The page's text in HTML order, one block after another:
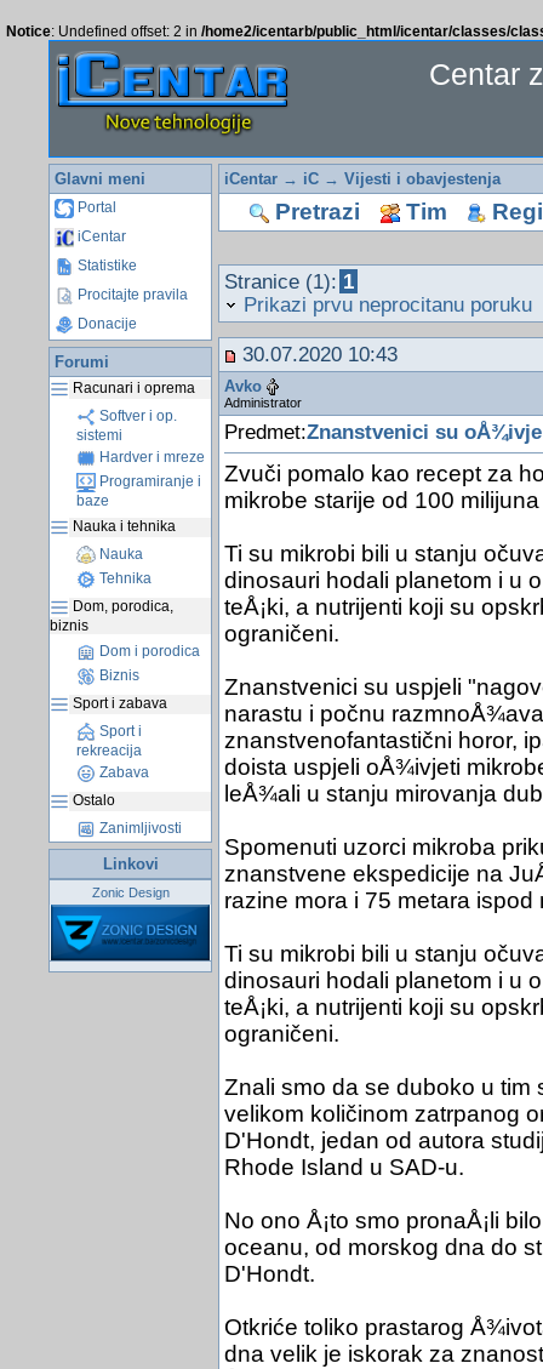
Notice: Undefined offset: 2 in /home2/icentarb/public_html/icentar/classes/
Centar
Glavni meni
Portal
iCentar
Statistike
Procitajte pravila
Donacije
Forumi
Racunari i oprema
Softver i op.
sistemi
Hardver i mreze
Programiranje i
baze
Nauka i tehnika
Nauka
Tehnika
Dom, porodica,
biznis
Dom i porodica
Biznis
Sport i zabava
Sport i
rekreacija
Zabava
Ostalo
Zanimljivosti
Linkovi
Zonic Design
iCentar→ iC→ Vijesti i obavjestenja
Pretrazi Tim
Stranice (1): 1
Prikazi prvu neprocitanu poruku
30.07.2020 10:43
Avko
Administrator
Predmet:Znanstvenici su
Zvuči pomalo kao recept za
mikrobe starije od 100
Ti su mikrobi bili u stanju
dinosauri hodali planetom i u
teÅ¡ki, a nutrijenti koji su
ograničeni.
Znanstvenici su uspjeli
narastu i počnu
znanstvenofantastični horor,
doista uspjeli oÅ¾ivjeti
leÅ¾ali u stanju mirovanja
Spomenuti uzorci mikroba
znanstvene ekspedicije na
razine mora i 75 metara ispod
Ti su mikrobi bili u stanju
dinosauri hodali planetom i u
teÅ¡ki, a nutrijenti koji su
ograničeni.
Znali smo da se duboko u
velikom količinom zatrpanog
D'Hondt, jedan od autora
Rhode Island u SAD-u.
No ono Å¡to smo pronaÅ¡li
oceanu, od morskog dna do
D'Hondt.
Otkriće toliko prastarog
dna velik je iskorak za